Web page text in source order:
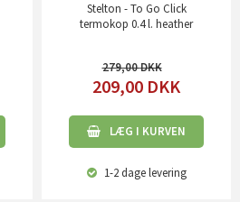
Stelton - To Go Click
termokop 0.4 l. heather
279,00
209,00 DKK
LÆG I KURVEN
1-2 dagelevering